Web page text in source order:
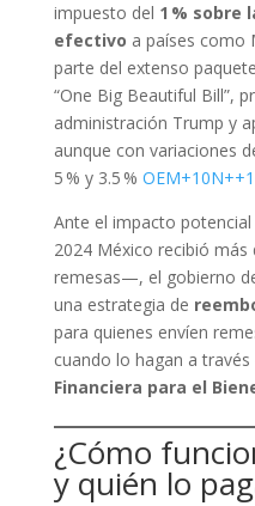
impuesto del 1 % sobre
efectivo a países como
parte del extenso
“One Big Beautiful Bill”,
administración Trump y
aunque con variaciones
5 % y 3.5 %
Ante el impacto
2024 México recibió más
remesas—, el gobierno
una estrategia de
para quienes envíen
cuando lo hagan a través
Financiera para el
¿Cómo
y quién lo